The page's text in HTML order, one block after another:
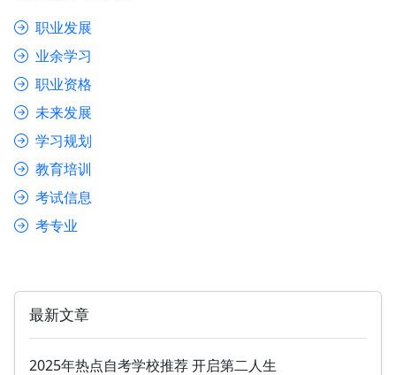
职业发展
业余学习
职业资格
未来发展
学习规划
教育培训
考试信息
考专业
最新文章
2025年热点自考学校推荐 开启第二人生